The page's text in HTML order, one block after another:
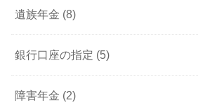
遺族年金 (8)
銀行口座の指定 (5)
障害年金 (2)